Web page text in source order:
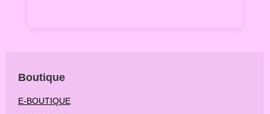
Boutique
E-BOUTIQUE